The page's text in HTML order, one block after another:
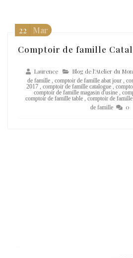
Comptoir de famille
Laurence Blog de l'Atelier du
de famille
comptoir de famille abat jour
2017
comptoir de famille catalogue
comptoir de famille magasin d'usine
comptoir de famille table
comptoir de
de famille
0
22 Mar